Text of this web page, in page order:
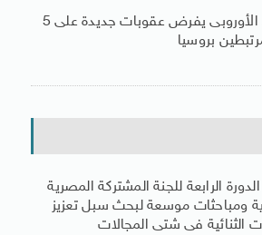
الاتحاد الأوروبى يفرض عقوبات جديدة على 5
بروسيا
الدورة الرابعة للجنة المشتركة المصرية
ومباحثات موسعة لبحث سبل تعزيز
الثنائية فى شتى المجالات